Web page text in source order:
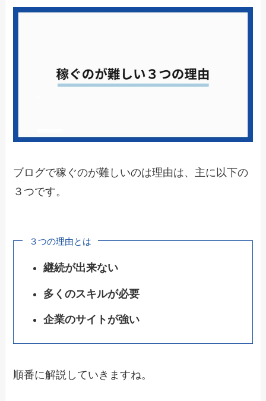
ブログで稼ぐのが難しいのは理由は、主に以下の
３つです。
３つの理由とは
継続が出来ない
多くのスキルが必要
企業のサイトが強い
順番に解説していきますね。